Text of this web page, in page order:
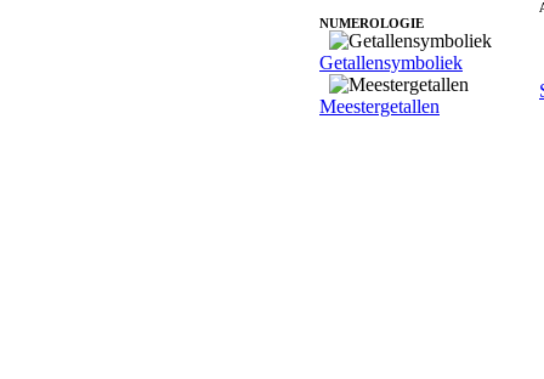
NUMEROLOGIE
Getallensymboliek
Meestergetallen